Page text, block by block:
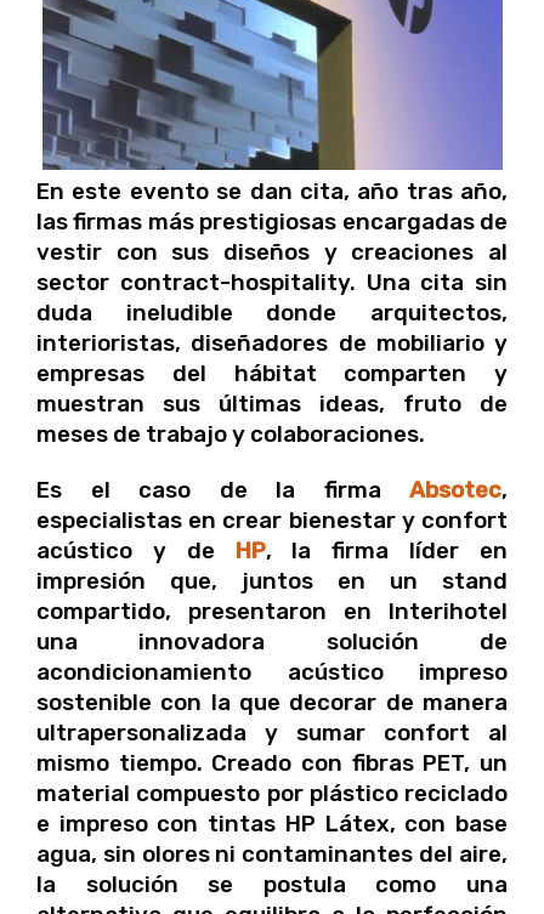
En este evento se dan cita, año tras año,
las firmas más prestigiosas encargadas de
vestir con sus diseños y creaciones al
sector contract-hospitality. Una cita sin
duda ineludible donde arquitectos,
interioristas, diseñadores de mobiliario y
empresas del hábitat comparten y
muestran sus últimas ideas, fruto de
meses de trabajo y colaboraciones.
Es el caso de la firma Absotec,
especialistas en crear bienestar y confort
acústico y de HP, la firma líder en
impresión que, juntos en un stand
compartido, presentaron en Interihotel
una innovadora solución de
acondicionamiento acústico impreso
sostenible con la que decorar de manera
ultrapersonalizada y sumar confort al
mismo tiempo. Creado con fibras PET, un
material compuesto por plástico reciclado
e impreso con tintas HP Látex, con base
agua, sin olores ni contaminantes del aire,
la solución se postula como una